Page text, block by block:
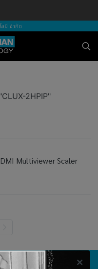
ลยี จำกัด
2HPIP"
Multiviewer Scaler